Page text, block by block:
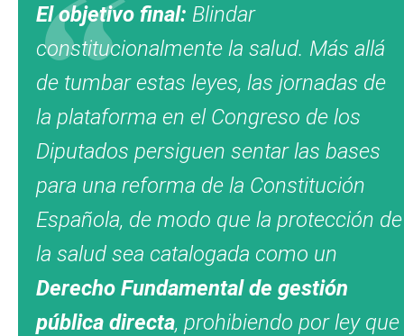
El objetivo final: Blindar
constitucionalmente la salud. Más allá
de tumbar estas leyes, las jornadas de
la plataforma en el Congreso de los
Diputados persiguen sentar las bases
para una reforma de la Constitución
Española, de modo que la protección de
la salud sea catalogada como un
Derecho Fundamental de gestión
pública directa, prohibiendo por ley que